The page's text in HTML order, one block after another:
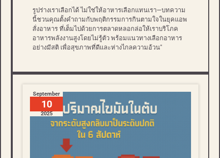
รูปร่างเราเลือกได้ ไม่ใช่ให้อาหารเลือกแทนเรา—บทความ
นี้ชวนคุณตั้งคำถามกับพฤติกรรมการกินตามใจในยุคแอพ
สั่งอาหาร ที่เต็มไปด้วยการตลาดหลอกล่อให้เราบริโภค
อาหารพลังงานสูงโดยไม่รู้ตัว พร้อมแนวทางเลือกอาหาร
อย่างมีสติ เพื่อสุขภาพที่ดีและห่างไกลความอ้วน"
September
10
2025